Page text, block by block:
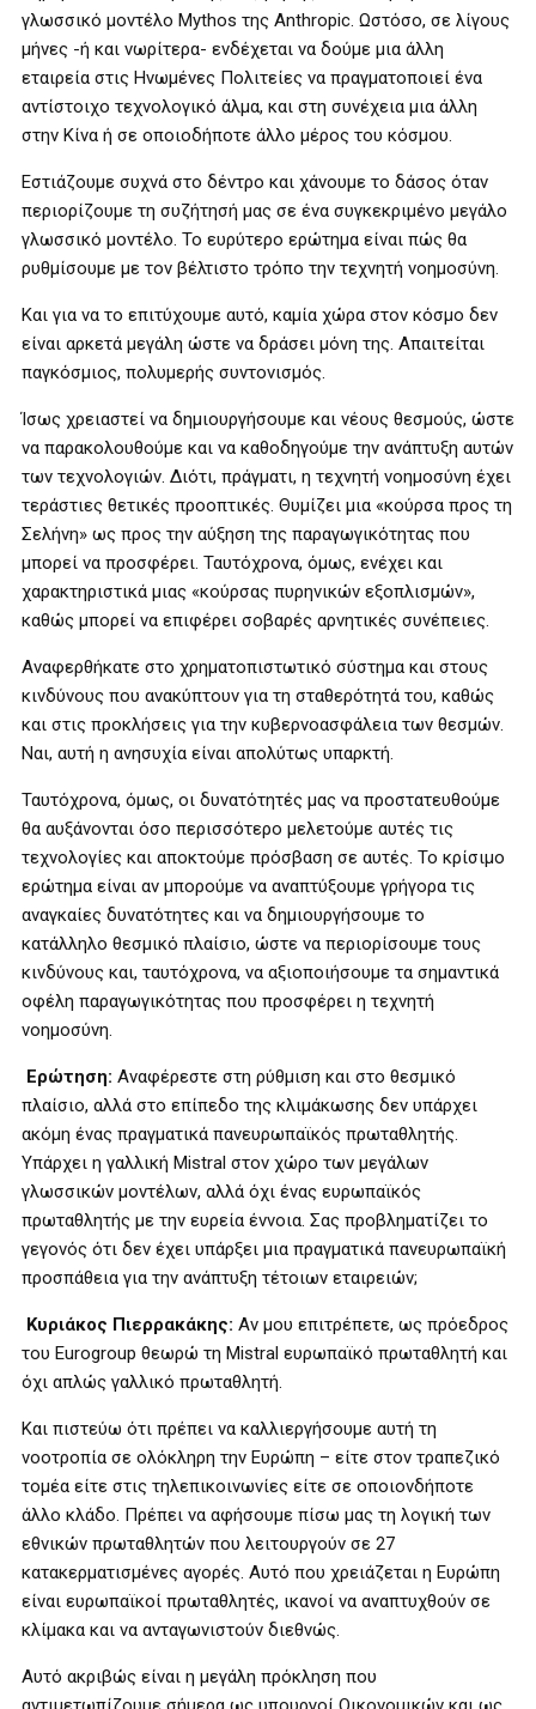
γλωσσικό μοντέλο Mythos της Anthropic. Ωστόσο, σε λίγους
μήνες -ή και νωρίτερα- ενδέχεται να δούμε μια άλλη
εταιρεία στις Ηνωμένες Πολιτείες να πραγματοποιεί ένα
αντίστοιχο τεχνολογικό άλμα, και στη συνέχεια μια άλλη
στην Κίνα ή σε οποιοδήποτε άλλο μέρος του κόσμου.
Εστιάζουμε συχνά στο δέντρο και χάνουμε το δάσος όταν
περιορίζουμε τη συζήτησή μας σε ένα συγκεκριμένο μεγάλο
γλωσσικό μοντέλο. Το ευρύτερο ερώτημα είναι πώς θα
ρυθμίσουμε με τον βέλτιστο τρόπο την τεχνητή νοημοσύνη.
Και για να το επιτύχουμε αυτό, καμία χώρα στον κόσμο δεν
είναι αρκετά μεγάλη ώστε να δράσει μόνη της. Απαιτείται
παγκόσμιος, πολυμερής συντονισμός.
Ίσως χρειαστεί να δημιουργήσουμε και νέους θεσμούς, ώστε
να παρακολουθούμε και να καθοδηγούμε την ανάπτυξη αυτών
των τεχνολογιών. Διότι, πράγματι, η τεχνητή νοημοσύνη έχει
τεράστιες θετικές προοπτικές. Θυμίζει μια «κούρσα προς τη
Σελήνη» ως προς την αύξηση της παραγωγικότητας που
μπορεί να προσφέρει. Ταυτόχρονα, όμως, ενέχει και
χαρακτηριστικά μιας «κούρσας πυρηνικών εξοπλισμών»,
καθώς μπορεί να επιφέρει σοβαρές αρνητικές συνέπειες.
Αναφερθήκατε στο χρηματοπιστωτικό σύστημα και στους
κινδύνους που ανακύπτουν για τη σταθερότητά του, καθώς
και στις προκλήσεις για την κυβερνοασφάλεια των θεσμών.
Ναι, αυτή η ανησυχία είναι απολύτως υπαρκτή.
Ταυτόχρονα, όμως, οι δυνατότητές μας να προστατευθούμε
θα αυξάνονται όσο περισσότερο μελετούμε αυτές τις
τεχνολογίες και αποκτούμε πρόσβαση σε αυτές. Το κρίσιμο
ερώτημα είναι αν μπορούμε να αναπτύξουμε γρήγορα τις
αναγκαίες δυνατότητες και να δημιουργήσουμε το
κατάλληλο θεσμικό πλαίσιο, ώστε να περιορίσουμε τους
κινδύνους και, ταυτόχρονα, να αξιοποιήσουμε τα σημαντικά
οφέλη παραγωγικότητας που προσφέρει η τεχνητή
νοημοσύνη.
Ερώτηση: Αναφέρεστε στη ρύθμιση και στο θεσμικό
πλαίσιο, αλλά στο επίπεδο της κλιμάκωσης δεν υπάρχει
ακόμη ένας πραγματικά πανευρωπαϊκός πρωταθλητής.
Υπάρχει η γαλλική Mistral στον χώρο των μεγάλων
γλωσσικών μοντέλων, αλλά όχι ένας ευρωπαϊκός
πρωταθλητής με την ευρεία έννοια. Σας προβληματίζει το
γεγονός ότι δεν έχει υπάρξει μια πραγματικά πανευρωπαϊκή
προσπάθεια για την ανάπτυξη τέτοιων εταιρειών;
Κυριάκος Πιερρακάκης: Αν μου επιτρέπετε, ως πρόεδρος
του Eurogroup θεωρώ τη Mistral ευρωπαϊκό πρωταθλητή και
όχι απλώς γαλλικό πρωταθλητή.
Και πιστεύω ότι πρέπει να καλλιεργήσουμε αυτή τη
νοοτροπία σε ολόκληρη την Ευρώπη – είτε στον τραπεζικό
τομέα είτε στις τηλεπικοινωνίες είτε σε οποιονδήποτε
άλλο κλάδο. Πρέπει να αφήσουμε πίσω μας τη λογική των
εθνικών πρωταθλητών που λειτουργούν σε 27
κατακερματισμένες αγορές. Αυτό που χρειάζεται η Ευρώπη
είναι ευρωπαϊκοί πρωταθλητές, ικανοί να αναπτυχθούν σε
κλίμακα και να ανταγωνιστούν διεθνώς.
Αυτό ακριβώς είναι η μεγάλη πρόκληση που